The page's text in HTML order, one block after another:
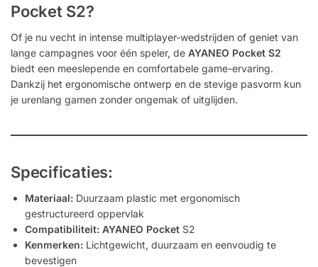
Pocket S2?
Of je nu vecht in intense multiplayer-wedstrijden of geniet van
lange campagnes voor één speler, de AYANEO Pocket S2
biedt een meeslepende en comfortabele game-ervaring.
Dankzij het ergonomische ontwerp en de stevige pasvorm kun
je urenlang gamen zonder ongemak of uitglijden.
Specificaties:
Materiaal: Duurzaam plastic met ergonomisch
gestructureerd oppervlak
Compatibiliteit: AYANEO Pocket S2
Kenmerken: Lichtgewicht, duurzaam en eenvoudig te
bevestigen